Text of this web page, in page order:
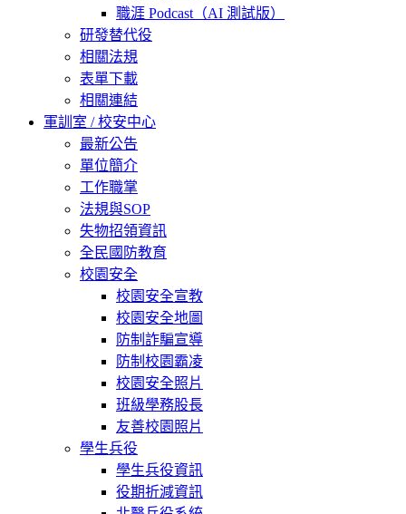
職涯 Podcast（AI 測試版）
研發替代役
相關法規
表單下載
相關連結
軍訓室 / 校安中心
最新公告
單位簡介
工作職掌
法規與SOP
失物招領資訊
全民國防教育
校園安全
校園安全宣教
校園安全地圖
防制詐騙宣導
防制校園霸凌
校園安全照片
班級學務股長
友善校園照片
學生兵役
學生兵役資訊
役期折減資訊